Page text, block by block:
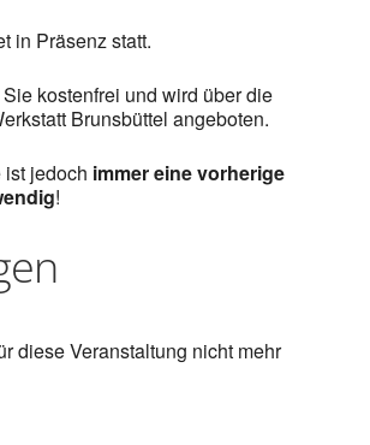
in Präsenz statt.
kostenfrei und wird über die
Brunsbüttel angeboten.
ist jedoch immer eine vorherige
!
diese Veranstaltung nicht mehr